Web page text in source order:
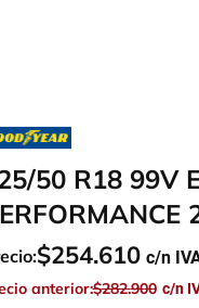
50 R18 99V
$254.610
anterior:$282.900